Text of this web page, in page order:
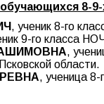
8-9-
, ученик 8-го
9-го класса
,
области.
, ученица